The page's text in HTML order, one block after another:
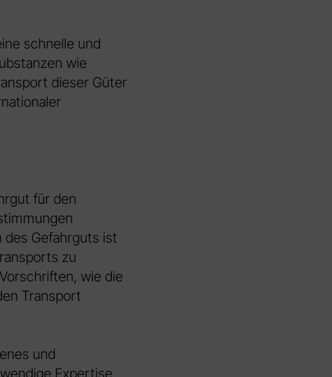
schnelle und
wie
dieser Güter
für den
Gefahrguts ist
zu
wie die
Transport
und
Expertise